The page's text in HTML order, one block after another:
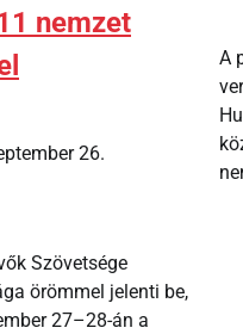
nemzet
26.
Szövetsége
örömmel jelenti be,
27–28-án a
A